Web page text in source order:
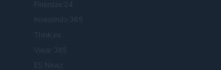
Finanzas 24
Investindo 365
Think.es
Viajar 365
ES Newz